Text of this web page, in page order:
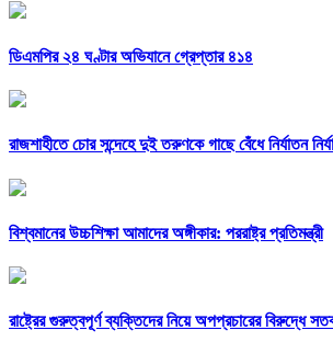
ডিএমপির ২৪ ঘণ্টার অভিযানে গ্রেপ্তার ৪১৪
রাজশাহীতে চোর সন্দেহে দুই তরুণকে গাছে বেঁধে নির্যাতন
বিশ্বমানের উচ্চশিক্ষা আমাদের অঙ্গীকার: পররাষ্ট্র প্রতিমন্ত্রী
রাষ্ট্রের গুরুত্বপূর্ণ ব্যক্তিদের নিয়ে অপপ্রচারের বিরুদ্ধে